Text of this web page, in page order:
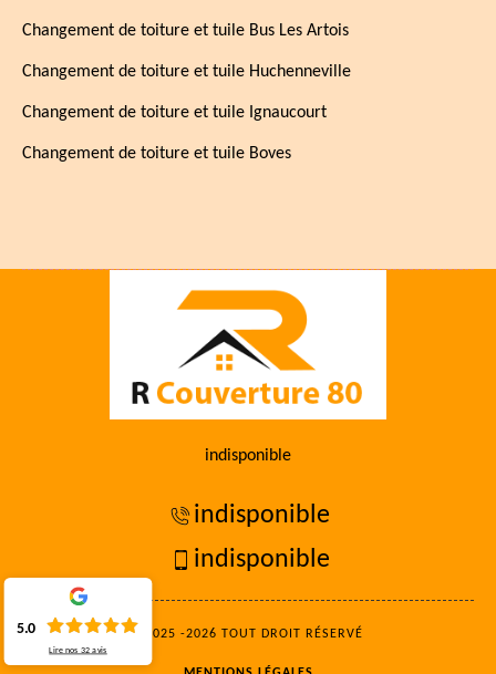
Changement de toiture et tuile Bus Les Artois
Changement de toiture et tuile Huchenneville
Changement de toiture et tuile Ignaucourt
Changement de toiture et tuile Boves
indisponible
indisponible
indisponible
©2025 -2026 TOUT DROIT RÉSERVÉ
5.0
Lire nos32 avis